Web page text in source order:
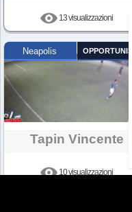
13 visualizzazioni
Neapolis
Tapin Vincente
10 visualizzazioni